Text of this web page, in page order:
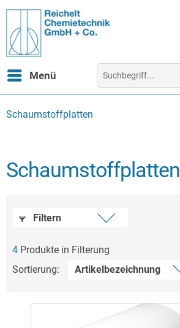
Menü
Schaumstoffplatten
Schaumstoffplatten
Filtern
4 Produkte in Filterung
Sortierung: